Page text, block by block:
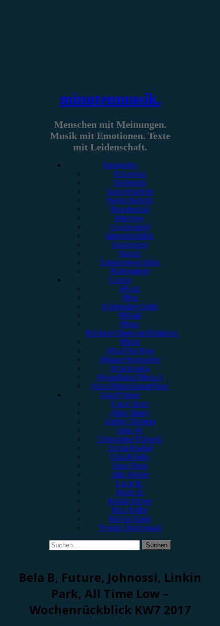
minutenmusik.
Menschen mit Meinungen.
Musik mit Emotionen. Texte
mit Leidenschaft.
Kategorien
Rezension
Vorbericht
Konzertbericht
Festivalbericht
Showbericht
Interview
Gewinnspiel
Jahresrückblick
Kommentar
Special
Erinnerungswürdig
Bildergalerie
Genres
#Rock
#Pop
#Alternative/Indie
#Metal
#Post-
Hardcore/Hardcore/Metalcore
#Punk
#Rap/Hip-Hop
#Singer/Songwriter
#Electronica
#Soundtrack/Musical
#Jazz/Blues/Gospel/Soul
Autor*innen
Unser Team
Alina Hasky
Andrea Holstein
Anna W.
Christopher Filipecki
Emilia Knebel
Gina Köhler
Jonas Horn
Julia Köhler
Lucie K.
Marie H.
Marius Meyer
Max Keller
Melvin Klein
Yvonne Hopfensack
Suchen
nach:
Bela B, Future, Johnossi, Linkin
Park, All Time Low –
Wochenrückblick KW7 2017